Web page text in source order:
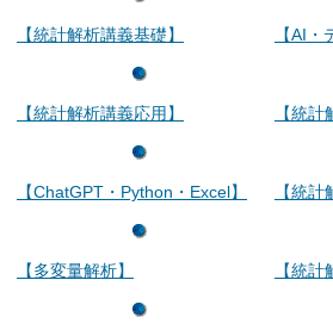
【統計解析講義基礎】
【統計解析講義応用】
【ChatGPT・Python・Excel】
【多変量解析】
【AI・
【統計
【統計
【統計